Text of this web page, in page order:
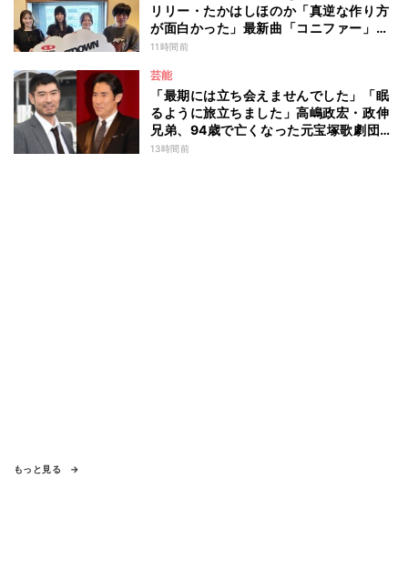
リリー・たかはしほのか「真逆な作り方
が面白かった」最新曲「コニファー」制
作秘話も
11時間前
芸能
「最期には立ち会えませんでした」「眠
るように旅立ちました」高嶋政宏・政伸
兄弟、94歳で亡くなった元宝塚歌劇団ト
ップスターの母・寿美花代を追悼 ここ
13時間前
もっと見る